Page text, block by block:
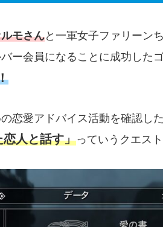
モさんと一軍女子ファリーン
ー会員になることに成功したゴ
恋愛アドバイス活動を確認し
人と話す」っていうクエス